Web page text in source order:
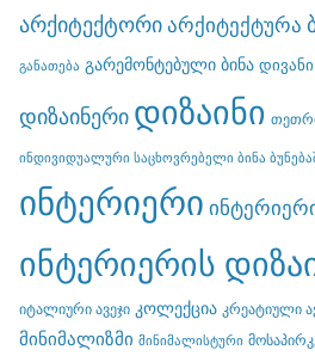
არქიტექტორიარქიტექტურა
განათება გარემონტებული ბინა დივანი
დიზაინერი დიზაინი
ინდივიდუალური საცხოვრებელი ბინა
ინტერიერი
ინტერიერის
იტალიური ავეჯი კოლექცია კრეატიული
მინიმალიზმი მინიმალისტური